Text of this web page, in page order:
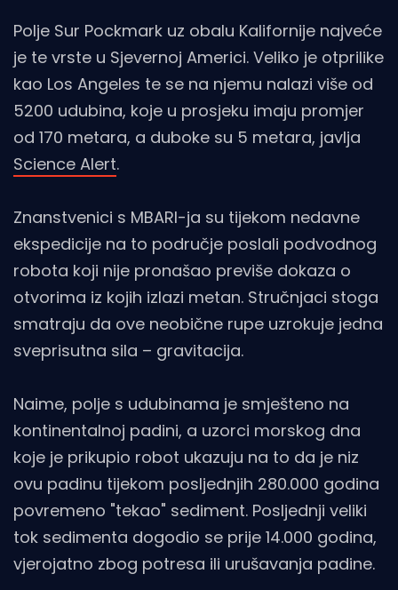
Polje Sur Pockmark uz obalu Kalifornije najveće
je te vrste u Sjevernoj Americi. Veliko je otprilike
kao Los Angeles te se na njemu nalazi više od
5200 udubina, koje u prosjeku imaju promjer
od 170 metara, a duboke su 5 metara, javlja
Science Alert.
Znanstvenici s MBARI-ja su tijekom nedavne
ekspedicije na to područje poslali podvodnog
robota koji nije pronašao previše dokaza o
otvorima iz kojih izlazi metan. Stručnjaci stoga
smatraju da ove neobične rupe uzrokuje jedna
sveprisutna sila – gravitacija.
Naime, polje s udubinama je smješteno na
kontinentalnoj padini, a uzorci morskog dna
koje je prikupio robot ukazuju na to da je niz
ovu padinu tijekom posljednjih 280.000 godina
povremeno "tekao" sediment. Posljednji veliki
tok sedimenta dogodio se prije 14.000 godina,
vjerojatno zbog potresa ili urušavanja padine.